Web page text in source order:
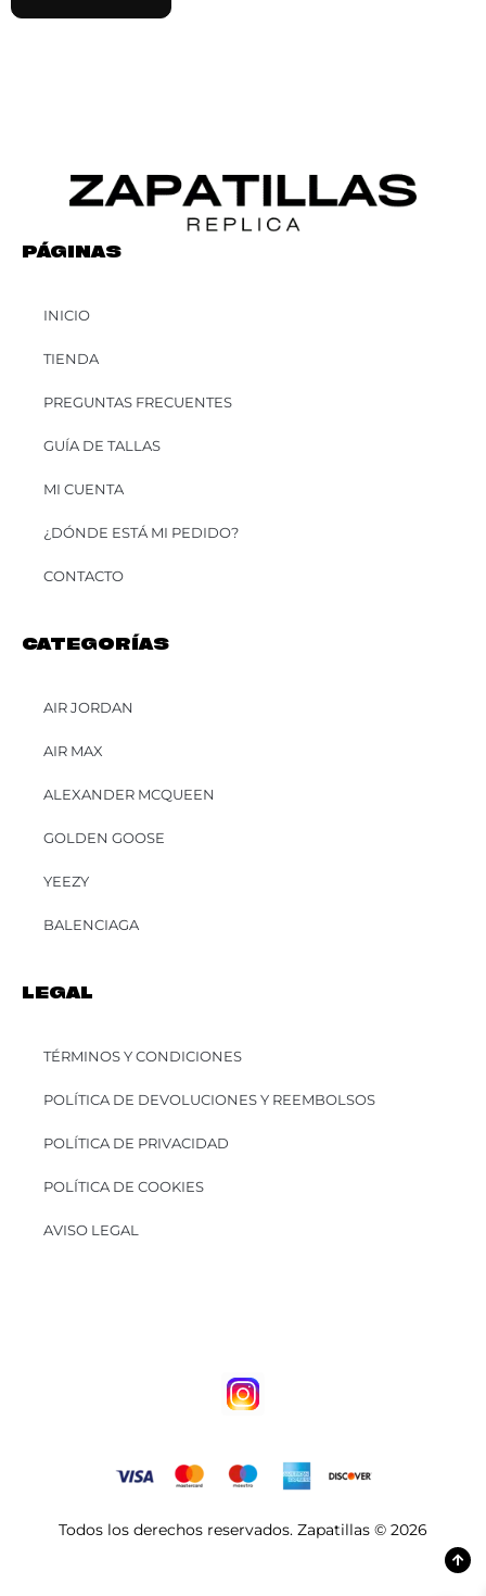
PÁGINAS
INICIO
TIENDA
PREGUNTAS FRECUENTES
GUÍA DE TALLAS
MI CUENTA
¿DÓNDE ESTÁ MI PEDIDO?
CONTACTO
CATEGORÍAS
AIR JORDAN
AIR MAX
ALEXANDER MCQUEEN
GOLDEN GOOSE
YEEZY
BALENCIAGA
LEGAL
TÉRMINOS Y CONDICIONES
POLÍTICA DE DEVOLUCIONES Y REEMBOLSOS
POLÍTICA DE PRIVACIDAD
POLÍTICA DE COOKIES
AVISO LEGAL
Todos los derechos reservados. Zapatillas © 2026